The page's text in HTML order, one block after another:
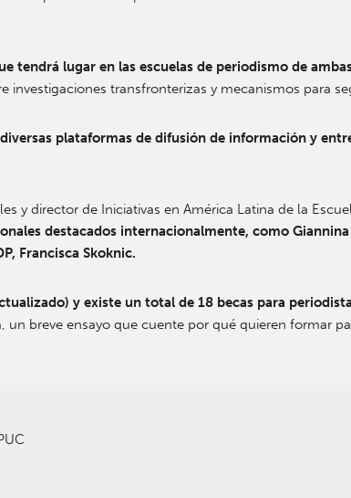
tendrá lugar en las escuelas de periodismo de
transfronterizas y mecanismos para
plataformas de difusión de información y
y director de Iniciativas en América Latina de la
destacados internacionalmente, como
Francisca Skoknic.
y existe un total de 18 becas para
un breve ensayo que cuente por qué quieren formar